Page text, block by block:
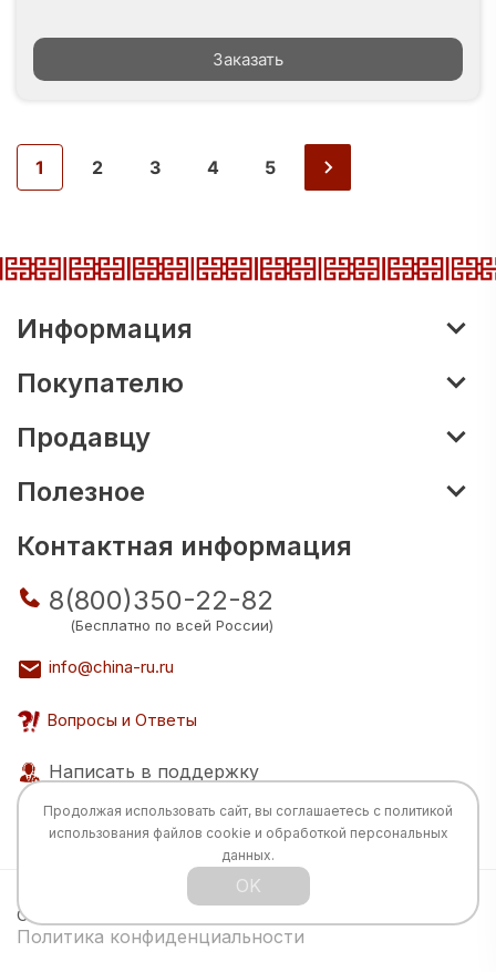
Заказать
1 2 3 4 5
Информация
Покупателю
Продавцу
Полезное
Контактная информация
8(800)350-22-82
(Бесплатно по всей России)
info@china-ru.ru
Вопросы и Ответы
Написать в поддержку
Все права защищены © 2026 Разработка:
China
Политика конфиденциальности
Продолжая использовать сайт, вы соглашаетесь с политикой
использования файлов cookie и обработкой персональных
данных.
OK